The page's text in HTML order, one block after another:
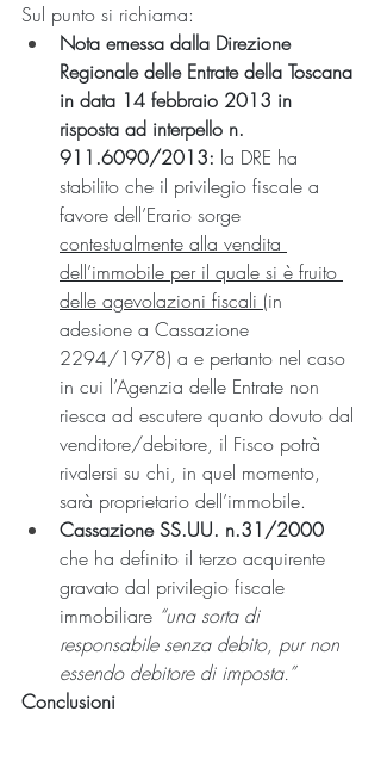
Sul punto si richiama:
Nota emessa dalla Direzione
Regionale delle Entrate della Toscana
in data 14 febbraio 2013 in
risposta ad interpello n.
911.6090/2013: la DRE ha
stabilito che il privilegio fiscale a
favore dell’Erario sorge
contestualmente alla vendita
dell’immobile per il quale si è fruito
delle agevolazioni fiscali (in
adesione a Cassazione
2294/1978) a e pertanto nel caso
in cui l’Agenzia delle Entrate non
riesca ad escutere quanto dovuto dal
venditore/debitore, il Fisco potrà
rivalersi su chi, in quel momento,
sarà proprietario dell’immobile.
Cassazione SS.UU. n.31/2000
che ha definito il terzo acquirente
gravato dal privilegio fiscale
immobiliare “una sorta di
responsabile senza debito, pur non
essendo debitore di imposta.”
Conclusioni